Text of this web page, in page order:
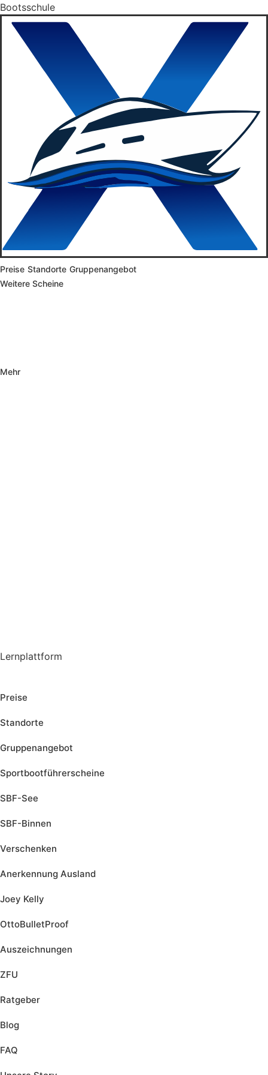
Bootsschule
Preise Standorte Gruppenangebot
Weitere Scheine
Mehr
Lernplattform
Preise
Standorte
Gruppenangebot
Sportbootführerscheine
SBF-See
SBF-Binnen
Verschenken
Anerkennung Ausland
Joey Kelly
OttoBulletProof
Auszeichnungen
ZFU
Ratgeber
Blog
FAQ